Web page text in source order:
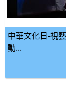
中華文化日-視
動...